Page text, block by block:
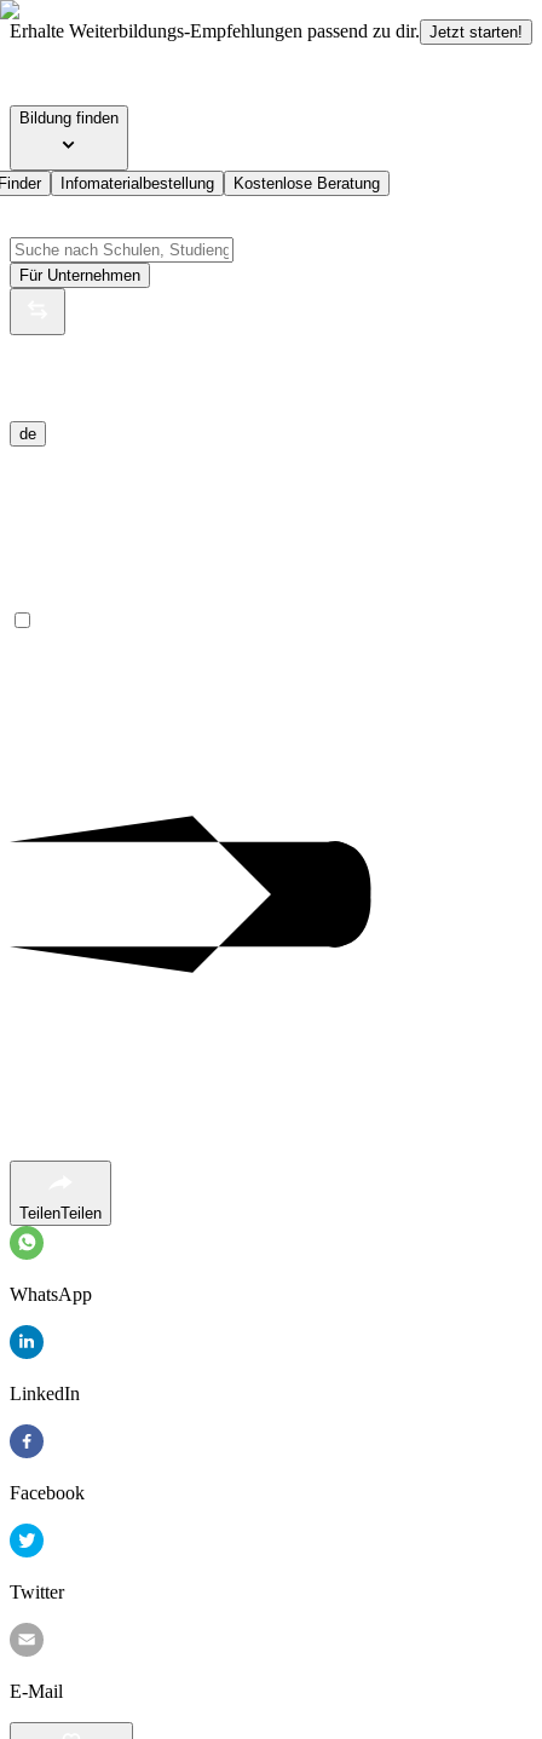
Erhalte Weiterbildungs-Empfehlungen passend zu dir. Jetzt starten!
Bildung finden
Infomaterialbestellung Kostenlose Beratung
Für Unternehmen
de
TeilenTeilen
WhatsApp
LinkedIn
Facebook
Twitter
E-Mail